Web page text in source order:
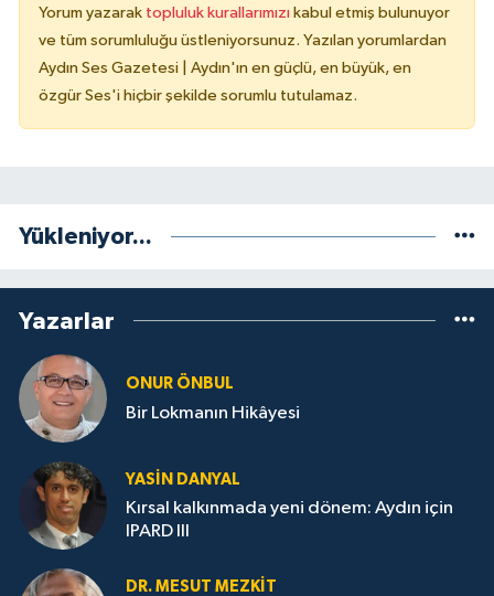
Yorum yazarak topluluk kurallarımızı kabul etmiş bulunuyor
ve tüm sorumluluğu üstleniyorsunuz. Yazılan yorumlardan
Aydın Ses Gazetesi | Aydın'ın en güçlü, en büyük, en
özgür Ses'i hiçbir şekilde sorumlu tutulamaz.
Yükleniyor...
Yazarlar
ONUR ÖNBUL
Bir Lokmanın Hikâyesi
YASIN DANYAL
Kırsal kalkınmada yeni dönem: Aydın için
IPARD III
DR. MESUT MEZKIT